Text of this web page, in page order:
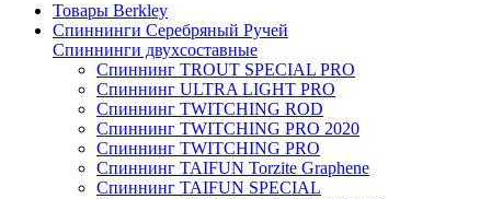
Товары Berkley
Спиннинги Серебряный Ручей
Спиннинги двухсоставные
Спиннинг TROUT SPECIAL PRO
Спиннинг ULTRA LIGHT PRO
Спиннинг TWITCHING ROD
Спиннинг TWITCHING PRO 2020
Спиннинг TWITCHING PRO
Спиннинг TAIFUN Torzite Graphene
Спиннинг TAIFUN SPECIAL